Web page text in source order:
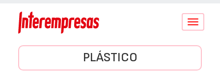
Conmutar
PLÁSTICO